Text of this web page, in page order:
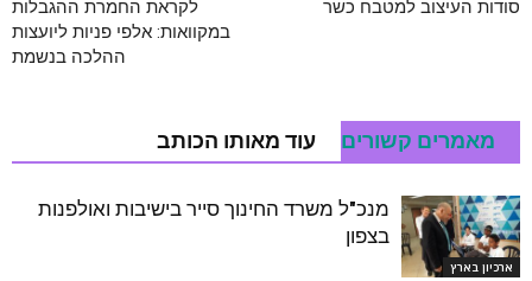
סודות העיצוב למטבח כשר
לקראת החמרת ההגבלות
במקוואות: אלפי פניות ליועצות
ההלכה בנשמת
מאמרים קשורים עוד מאותו הכותב
ארכיון בארץ
מנכ"ל משרד החינוך סייר בישיבות ואולפנות
בצפון